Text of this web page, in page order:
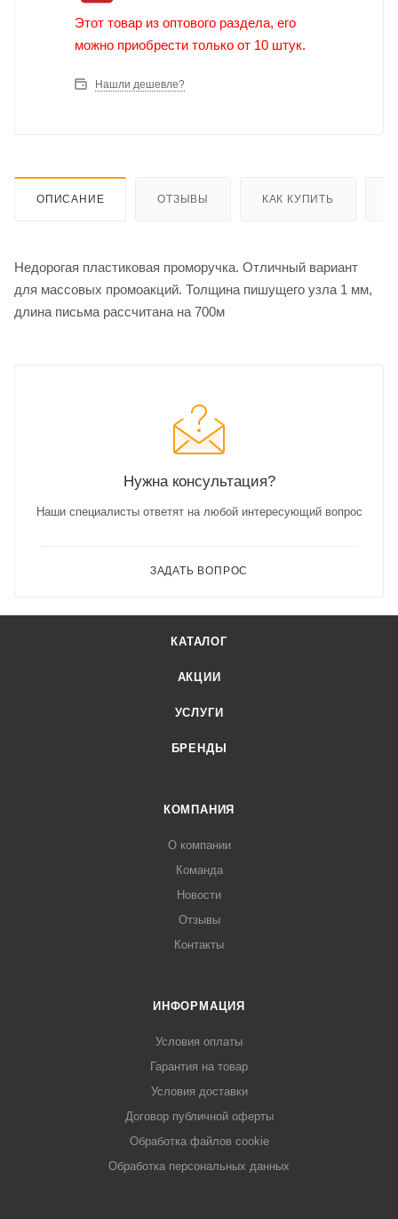
Этот товар из оптового раздела, его
можно приобрести только от 10 штук.
Нашли дешевле?
ОПИСАНИЕ ОТЗЫВЫ КАК КУПИТЬ
Недорогая пластиковая проморучка. Отличный вариант
для массовых промоакций. Толщина пишущего узла 1 мм,
длина письма рассчитана на 700м
Нужна консультация?
Наши специалисты ответят на любой интересующий вопрос
ЗАДАТЬ ВОПРОС
КАТАЛОГ
АКЦИИ
УСЛУГИ
БРЕНДЫ
КОМПАНИЯ
О компании
Команда
Новости
Отзывы
Контакты
ИНФОРМАЦИЯ
Условия оплаты
Гарантия на товар
Условия доставки
Договор публичной оферты
Обработка файлов cookie
Обработка персональных данных